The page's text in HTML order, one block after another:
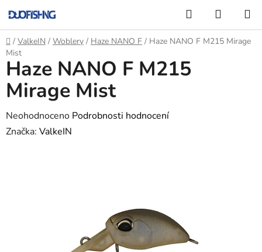
na
obsah
Hledat
KOŠÍK
Domů
/ ValkeIN / Woblery / Haze NANO F / Haze NANO F M215 Mirage
Mist
Haze NANO F M215
Mirage Mist
Průměrné
hodnocení
Neohodnoceno Podrobnosti hodnocení
Značka: ValkeIN